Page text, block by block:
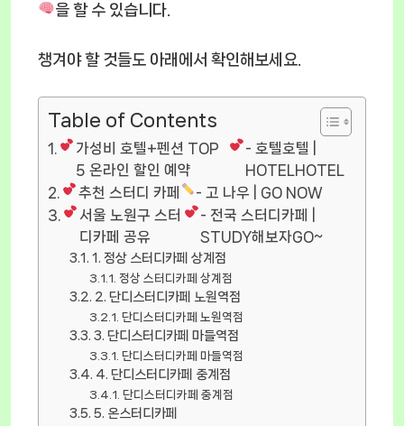
을 할 수 있습니다.
챙겨야 할 것들도 아래에서 확인해보세요.
Table of Contents
가성비 호텔+펜션 TOP
5 온라인 할인 예약
- 호텔호텔 |
HOTELHOTEL
추천 스터디 카페
- 고 나우 | GO NOW
서울 노원구 스터
디카페 공유
- 전국 스터디카페 |
STUDY해보자GO~
1. 정상 스터디카페 상계점
정상 스터디카페 상계점
2. 단디스터디카페 노원역점
단디스터디카페 노원역점
3. 단디스터디카페 마들역점
단디스터디카페 마들역점
4. 단디스터디카페 중계점
단디스터디카페 중계점
5. 온스터디카페